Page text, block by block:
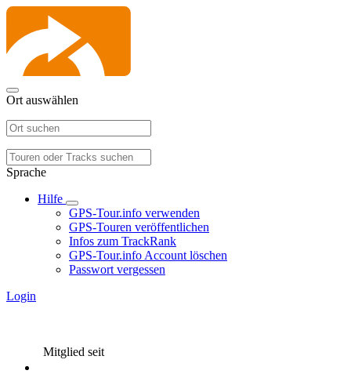
Ort auswählen
Sprache
Hilfe
GPS-Tour.info verwenden
GPS-Touren veröffentlichen
Infos zum TrackRank
GPS-Tour.info Account löschen
Passwort vergessen
Login
Mitglied seit